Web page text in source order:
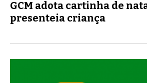
GCM adota cartinha de
presenteia criança